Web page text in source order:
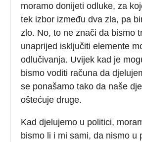
moramo donijeti odluke, za
tek izbor između dva zla, pa
zlo. No, to ne znači da bismo
unaprijed isključiti elemente
odlučivanja. Uvijek kad je
bismo voditi računa da
se ponašamo tako da naše
oštećuje druge.
Kad djelujemo u politici,
bismo li i mi sami, da nismo u